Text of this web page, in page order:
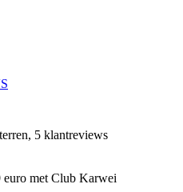
5 klantreviews
met Club Karwei